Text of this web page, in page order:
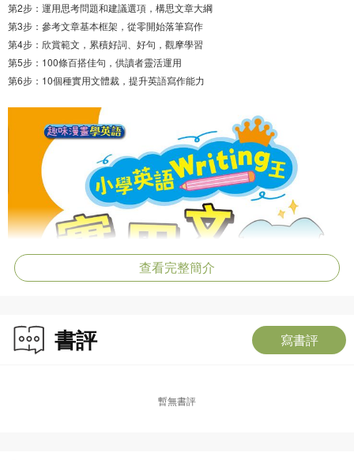
第2步：運用思考問題和建議選項，構思文章大綱
第3步：參考文章基本框架，從零開始落筆寫作
第4步：欣賞範文，累積好詞、好句，觀摩學習
第5步：100條百搭佳句，供讀者靈活運用
第6步：10個種實用文體裁，提升英語寫作能力
查看完整簡介
書評 寫書評
暫無書評